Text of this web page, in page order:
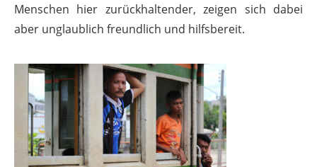
Menschen hier zurückhaltender, zeigen sich dabei
aber unglaublich freundlich und hilfsbereit.